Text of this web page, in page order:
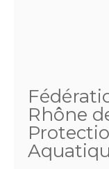
Rhône